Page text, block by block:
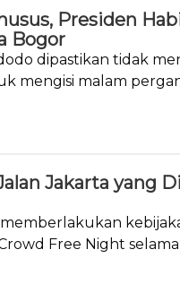
Presiden
Bogor
dipastikan tidak
mengisi malam
Jakarta yang
Free Night